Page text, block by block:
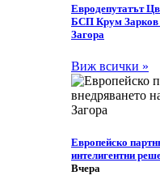
Eвродепутатът
БСП Крум Зарков
Загора
Виж всички »
Европейско
интелигентни
Вчера